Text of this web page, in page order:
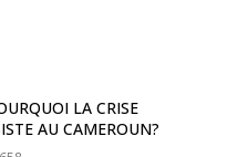
LA CRISE
AU CAMEROUN?